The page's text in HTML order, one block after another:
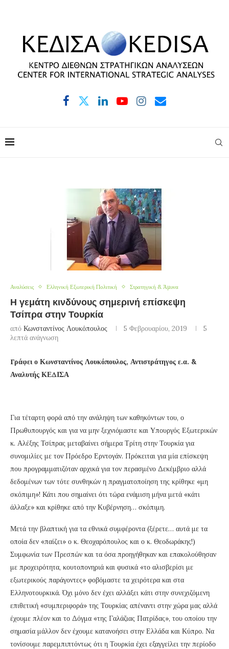
Αναλύσεις Ελληνική Εξωτερική Πολιτική Στρατηγική & Άμυνα
Η γεμάτη κινδύνους σημερινή επίσκεψη
Τσίπρα στην Τουρκία
από Κωνσταντίνος Λουκόπουλος 5 Φεβρουαρίου, 2019
5
λεπτά ανάγνωση
Γράφει ο Κωνσταντίνος Λουκόπουλος, Αντιστράτηγος ε.α. &
Αναλυτής ΚΕΔΙΣΑ
Για τέταρτη φορά από την ανάληψη των καθηκόντων του, ο
Πρωθυπουργός και για να μην ξεχνιόμαστε και Υπουργός Εξωτερικών
κ. Αλέξης Τσίπρας μεταβαίνει σήμερα Τρίτη στην Τουρκία για
συνομιλίες με τον Πρόεδρο Ερντογάν. Πρόκειται για μία επίσκεψη
που προγραμματιζόταν αρχικά για τον περασμένο Δεκέμβριο αλλά
δεδομένων των τότε συνθηκών η πραγματοποίηση της κρίθηκε «μη
σκόπιμη»! Κάτι που σημαίνει ότι τώρα ενάμιση μήνα μετά «κάτι
άλλαξε» και κρίθηκε από την Κυβέρνηση… σκόπιμη.
Μετά την βλαπτική για τα εθνικά συμφέροντα (ξέρετε… αυτά με τα
οποία δεν «παίζει» ο κ. Θεοχαρόπουλος και ο κ. Θεοδωράκης!)
Συμφωνία των Πρεσπών και τα όσα προηγήθηκαν και επακολούθησαν
με προχειρότητα, κουτοπονηριά και φυσικά «το αλισβερίσι με
εξωτερικούς παράγοντες» φοβόμαστε τα χειρότερα και στα
Ελληνοτουρκικά. Όχι μόνο δεν έχει αλλάξει κάτι στην συνεχιζόμενη
επιθετική «συμπεριφορά» της Τουρκίας απέναντι στην χώρα μας αλλά
έχουμε πλέον και το Δόγμα «της Γαλάζιας Πατρίδας», του οποίου την
σημασία μάλλον δεν έχουμε κατανοήσει στην Ελλάδα και Κύπρο. Να
τονίσουμε παρεμπιπτόντως ότι η Τουρκία έχει εξαγγείλει την περίοδο